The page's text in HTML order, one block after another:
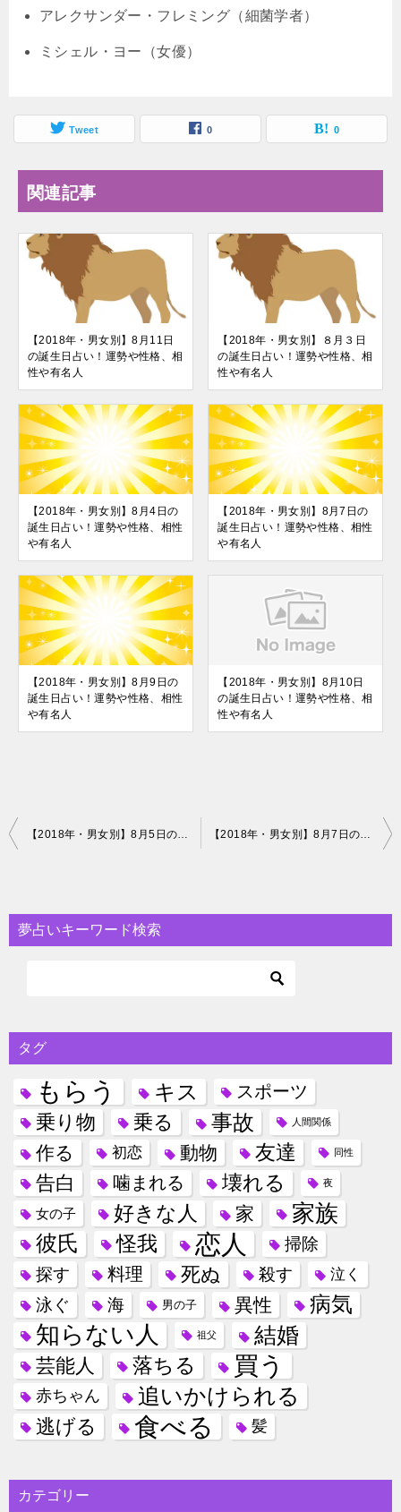
アレクサンダー・フレミング（細菌学者）
ミシェル・ヨー（女優）
Tweet 0 0
関連記事
【2018年・男女別】8月11日
の誕生日占い！運勢や性格、相
性や有名人
【2018年・男女別】８月３日
の誕生日占い！運勢や性格、相
性や有名人
【2018年・男女別】8月4日の
誕生日占い！運勢や性格、相性
や有名人
【2018年・男女別】8月7日の
誕生日占い！運勢や性格、相性
や有名人
【2018年・男女別】8月9日の
誕生日占い！運勢や性格、相性
や有名人
【2018年・男女別】8月10日
の誕生日占い！運勢や性格、相
性や有名人
投
ビ
ゲ
ョ
ン
【2018年・男女別】8月5日の誕生日占い！運勢や性格、相性や有名人 【2018年・男女別】8月7日の誕生日占い！運勢や性格、相性や有名人
夢占いキーワード検索
タグ
もらう キス スポーツ
乗り物 乗る 事故 人間関係
作る 初恋 動物 友達 同性
告白 噛まれる 壊れる 夜
女の子 好きな人 家 家族
彼氏 怪我 恋人
掃除
探す
料理 死ぬ 殺す 泣く
泳ぐ 海 男の子 異性 病気
知らない人 祖父 結婚
芸能人 落ちる 買う
赤ちゃん 追いかけられる
逃げる 食べる 髪
カテゴリー